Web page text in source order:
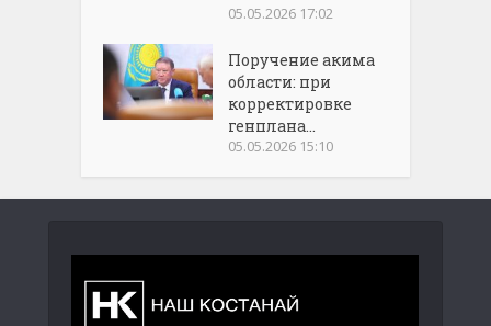
05.05.2026 17:02
Поручение акима
области: при
корректировке
генплана...
05.05.2026 15:10